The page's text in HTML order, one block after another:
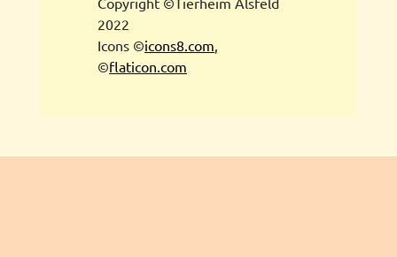
2022
Icons ©icons8.com
©flaticon.com